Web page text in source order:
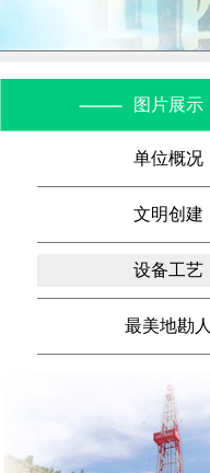
图片展示
单位概况
文明创建
设备工艺
最美地勘人